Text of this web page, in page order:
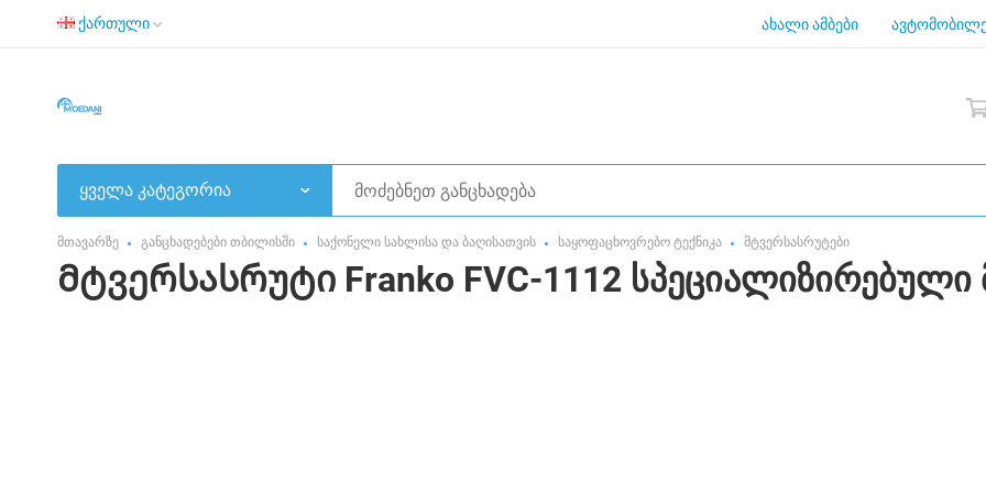
ქართული ახალი ამბები
ყველა კატეგორია
მთავარზე განცხადებები თბილისში საქონელი სახლისა და ბაღისათვის საყოფაცხოვრებო ტექნიკა მტვერსასრუტები
Მტვერსასრუტი Franko FVC-1112